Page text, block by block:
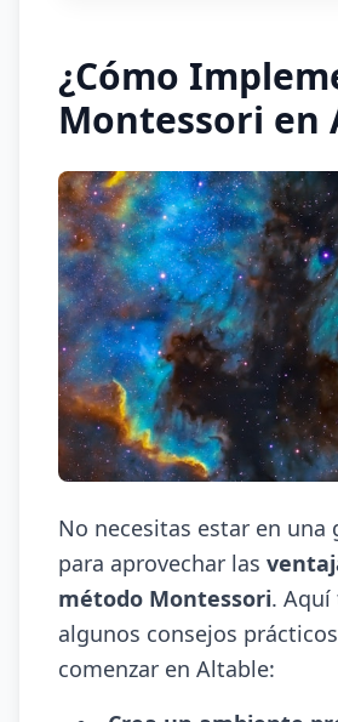
¿Cómo
Montessori en
No necesitas estar en una
para aprovechar las
método Montessori. Aquí
algunos consejos
comenzar en Altable: